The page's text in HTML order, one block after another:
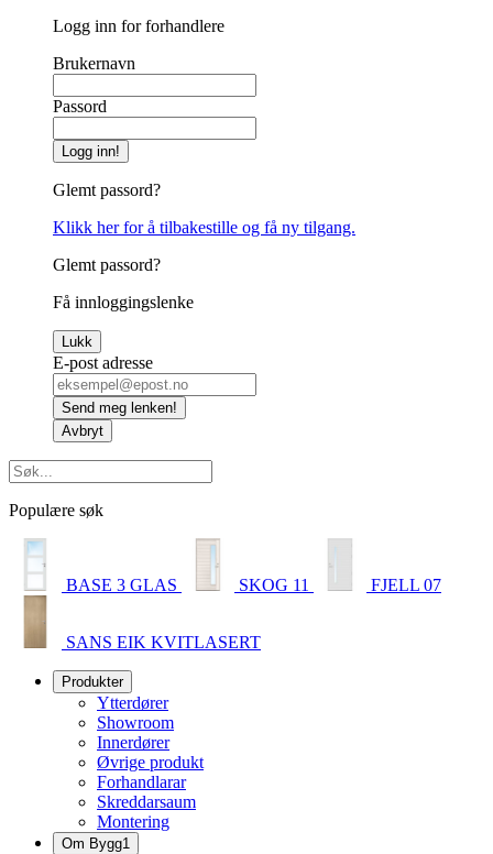
Logg inn for forhandlere
Brukernavn
Passord
Logg inn!
Glemt passord?
Klikk her for å tilbakestille og få ny tilgang.
Glemt passord?
Få innloggingslenke
Lukk
E-post adresse
Send meg lenken!
Avbryt
Populære søk
BASE 3 GLAS SKOG 11 FJELL 07
SANS EIK KVITLASERT
Produkter
Ytterdører
Showroom
Innerdører
Øvrige produkt
Forhandlarar
Skreddarsaum
Montering
Om Bygg1